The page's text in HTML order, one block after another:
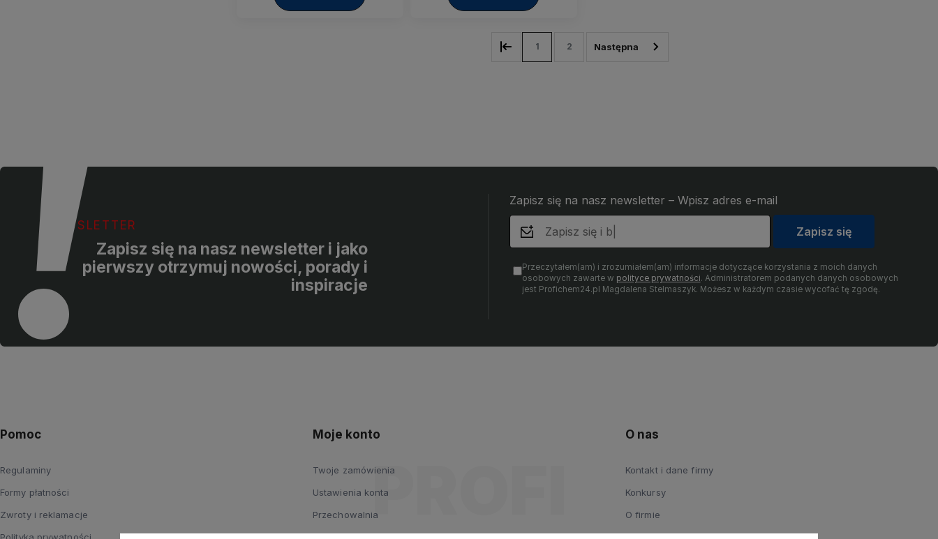
1 2
NEWSLETTER
Zapisz się na nasz newsletter i jako
pierwszy otrzymuj nowości, porady i
inspiracje
Zapisz się na nasz newsletter – Wpisz adres e-mail
Zapisz się
Przeczytałem(am) i zrozumiałem(am) informacje dotyczące korzystania z moich danych
osobowych zawarte w polityce prywatności. Administratorem podanych danych osobowych
jest Profichem24.pl Magdalena Stelmaszyk. Możesz w każdym czasie wycofać tę zgodę.
Pomoc
Regulaminy
Formy płatności
Zwroty i reklamacje
Polityka prywatności
Moje konto
Twoje zamówienia
Ustawienia konta
Przechowalnia
O nas
Kontakt i dane firmy
Konkursy
O firmie